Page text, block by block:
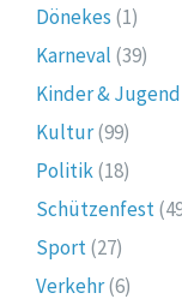
Dönekes (1)
Karneval (39)
Kinder & Jugend
Kultur(99)
Politik(18)
Schützenfest
Sport(27)
Verkehr(6)